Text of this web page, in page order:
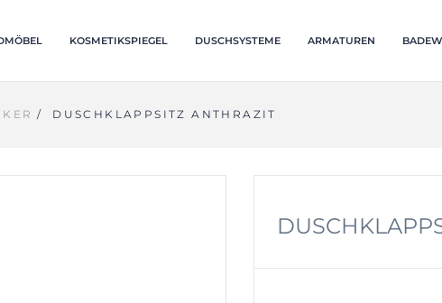
KOSMETIKSPIEGEL DUSCHSYSTEME ARMATUREN
/ DUSCHKLAPPSITZ ANTHRAZIT